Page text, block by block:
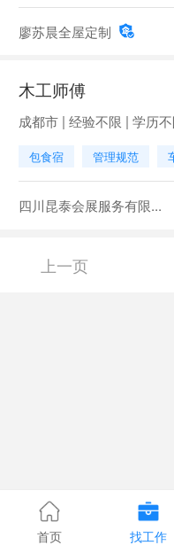
廖苏晨全屋定制
木工师傅
成都市 | 经验不限 | 学历
包食宿 管理规范
四川昆泰会展服务有限...
上一页
首页 找工作